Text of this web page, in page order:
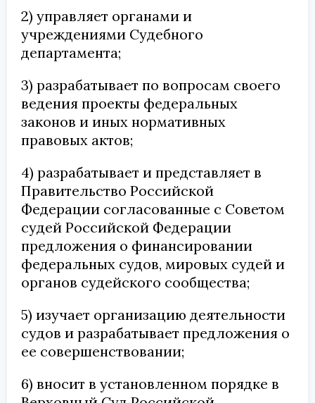
2) управляет органами и
учреждениями Судебного
департамента;
3) разрабатывает по вопросам своего
ведения проекты федеральных
законов и иных нормативных
правовых актов;
4) разрабатывает и представляет в
Правительство Российской
Федерации согласованные с Советом
судей Российской Федерации
предложения о финансировании
федеральных судов, мировых судей и
органов судейского сообщества;
5) изучает организацию деятельности
судов и разрабатывает предложения о
ее совершенствовании;
6) вносит в установленном порядке в